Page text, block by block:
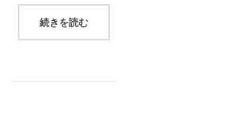
続きを読む“「UBER運転手は労働者として